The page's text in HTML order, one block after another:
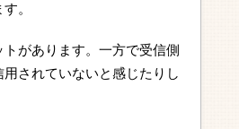
。
があります。一方で受信側
されていないと感じたりし